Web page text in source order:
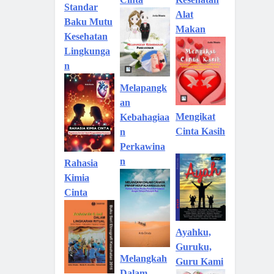
Standar
Baku Mutu
Kesehatan
Lingkunga
n
Rahasia
Kimia
Cinta
Melapangk
an
Kebahagiaa
n
Perkawina
n
Melangkah
Alat
Makan
Mengikat
Cinta Kasih
Ayahku,
Guruku,
Guru Kami